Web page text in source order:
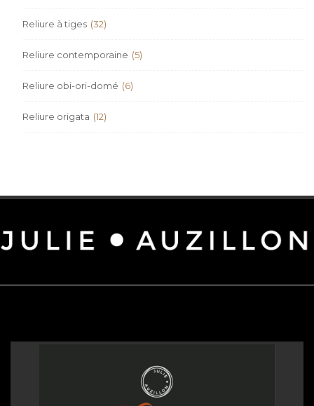
Reliure à tiges (32)
Reliure contemporaine (5)
Reliure obi-ori-domé (6)
Reliure origata (12)